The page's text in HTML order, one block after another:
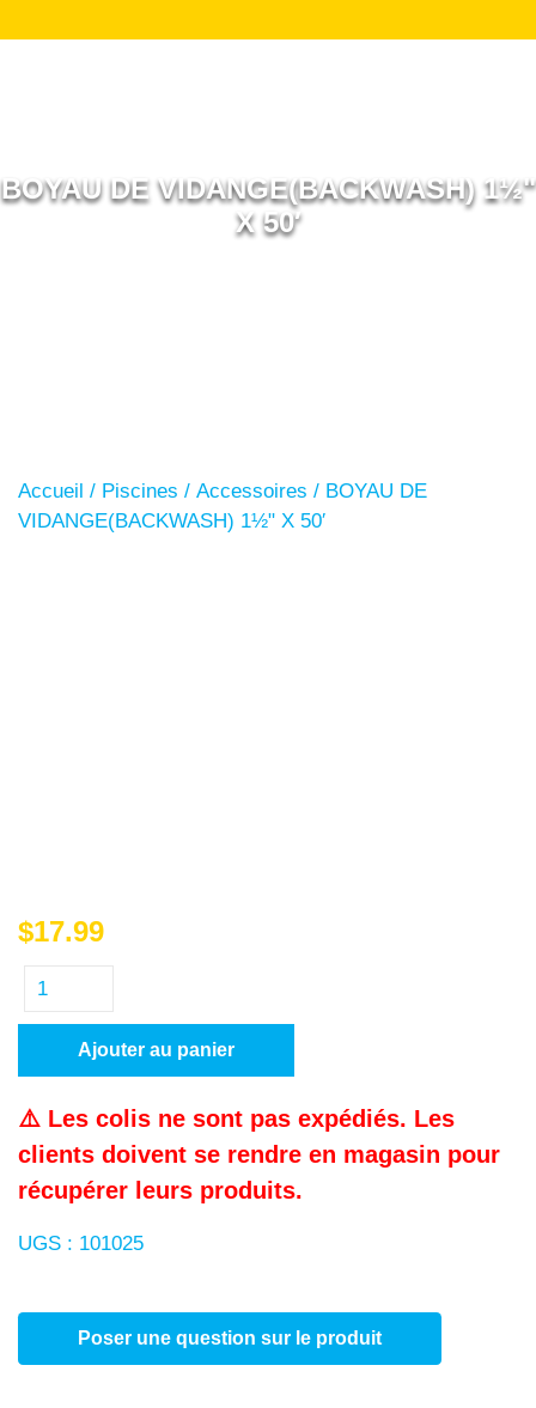
BOYAU DE VIDANGE(BACKWASH) 1½"
X 50′
Accueil / Piscines / Accessoires / BOYAU DE
VIDANGE(BACKWASH) 1½" X 50′
$17.99
Ajouter au panier
⚠️ Les colis ne sont pas expédiés. Les
clients doivent se rendre en magasin pour
récupérer leurs produits.
UGS : 101025
Poser une question sur le produit